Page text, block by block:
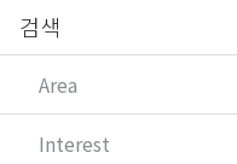
검색
Area
Interest